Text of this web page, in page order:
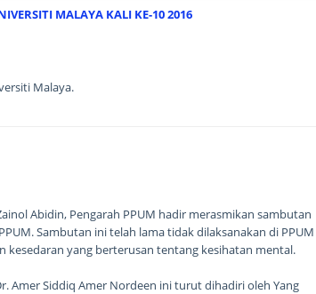
MALAYA KALI KE-10 2016
Malaya.
Abidin, Pengarah PPUM hadir merasmikan sambutan
Sambutan ini telah lama tidak dilaksanakan di PPUM
kesedaran yang berterusan tentang kesihatan mental.
Amer Siddiq Amer Nordeen ini turut dihadiri oleh Yang